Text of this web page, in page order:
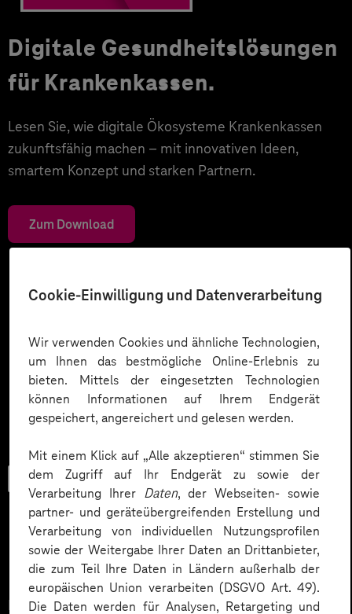
Cookie-Einwilligung und Datenverarbeitung
Wir verwenden Cookies und ähnliche Technologien,
um Ihnen das bestmögliche Online-Erlebnis zu
bieten. Mittels der eingesetzten Technologien
können Informationen auf Ihrem Endgerät
gespeichert, angereichert und gelesen werden.
Mit einem Klick auf „Alle akzeptieren“ stimmen Sie
dem Zugriff auf Ihr Endgerät zu sowie der
Verarbeitung Ihrer Daten, der Webseiten- sowie
partner- und geräteübergreifenden Erstellung und
Verarbeitung von individuellen Nutzungsprofilen
sowie der Weitergabe Ihrer Daten an Drittanbieter,
die zum Teil Ihre Daten in Ländern außerhalb der
europäischen Union verarbeiten (DSGVO Art. 49).
Die Daten werden für Analysen, Retargeting und
Digitale Gesundheitslösungen
für Krankenkassen.
Lesen Sie, wie digitale Ökosysteme Krankenkassen
zukunftsfähig machen – mit innovativen Ideen,
smartem Konzept und starken Partnern.
Zum Download
Checkliste
Datenschutz in KI-Projekten
Datenschutz in KI-Projekten leicht gemacht: